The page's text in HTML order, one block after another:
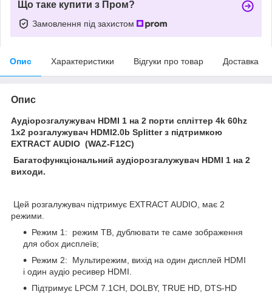
Що таке купити з Пром?
Замовлення під захистом
Опис Характеристики Відгуки про товар Доставка
Опис
Аудіорозгалужувач HDMI 1 на 2 порти спліттер 4k 60hz
1x2 розгалужувач HDMI2.0b Splitter з підтримкою
EXTRACT AUDIO (WAZ-F12C)
Багатофункціональний аудіорозгалужувач HDMI 1 на 2
виходи.
Цей розгалужувач підтримує EXTRACT AUDIO, має 2
режими.
Режим 1: режим ТВ, дублювати те саме зображення
для обох дисплеїв;
Режим 2: Мультирежим, вихід на один дисплей HDMI
і один аудіо ресивер HDMI.
Підтримує LPCM 7.1CH, DOLBY, TRUE HD, DTS-HD